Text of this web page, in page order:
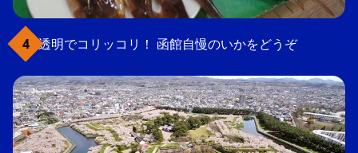
透明でコリッコリ！ 函館自慢のいかをどうぞ